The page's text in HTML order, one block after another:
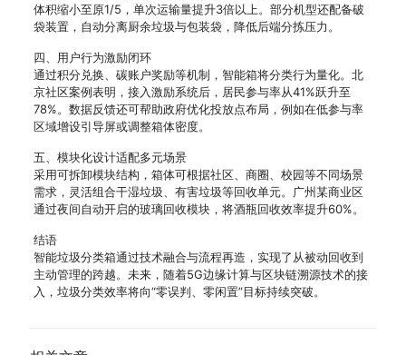
体积缩小至原1/5，单次运输量提升3倍以上。部分机型还配备破
袋装置，自动分离厨余垃圾与包装袋，降低后端分拣压力。
四、用户行为激励闭环
通过积分兑换、碳账户奖励等机制，智能箱将分类行为量化。北
京社区案例表明，接入激励系统后，居民参与率从41%跃升至
78%。数据反馈还可帮助政府优化投放点布局，例如在低参与率
区域增设引导屏或调整箱体密度。
五、模块化设计适配多元场景
采用可拆卸模块结构，箱体可根据社区、商圈、校园等不同场景
需求，灵活组合干湿垃圾、有害垃圾等回收单元。广州某商业区
通过夜间自动开启的玻璃回收模块，将酒瓶回收效率提升60%。
结语
智能垃圾分类箱通过技术融合与流程再造，实现了从被动回收到
主动管理的跨越。未来，随着5G边缘计算与区块链溯源技术的接
入，垃圾分类效率将向“零误判、零闲置”目标持续突破。